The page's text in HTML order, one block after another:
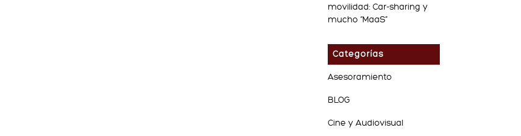
movilidad: Car-sharing y
mucho “MaaS”
Categorías
Asesoramiento
BLOG
Cine y Audiovisual